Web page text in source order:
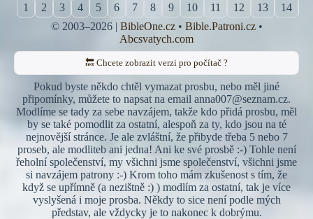
1 2 3 4 5 6 7 8 9 10 11 12 13 14
© 2003–2026 | BibleOne.cz• Bible.Patroni.cz•
Abcsvatych.com
🔙 Chcete zobrazit verzi pro počítač ?
Pokud byste někdo chtěl vymazat prosbu, nebo měl jiné
připomínky, můžete to napsat na email anna007@seznam.cz.
Modlíme se tady za sebe navzájem, takže kdo přidá prosbu, měl
by se také pomodlit za ostatní, alespoň za ty, kdo jsou na té
nejnovější stránce. Je ale zvláštní, že přibyde třeba 5 nebo 7
proseb, ale modliteb ani jedna! Ani ke své prosbě :-) Tohle není
řeholní společenství, my všichni jsme společenství, všichni jsme
si navzájem patrony :-) Krom toho mám zkušenost s tím, že
když se upřímně (a nezištně :) ) modlím za ostatní, tak je více
vyslyšená i moje prosba. Někdy to sice není podle mých
představ, ale vždycky je to nakonec k dobrýmu.